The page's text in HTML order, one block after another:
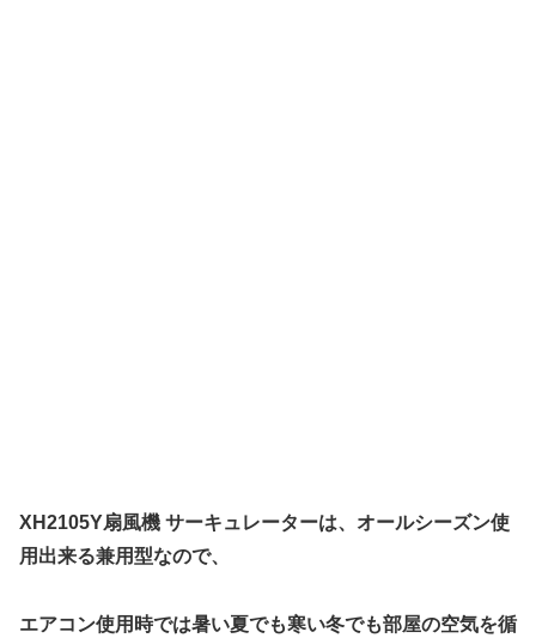
XH2105Y扇風機 サーキュレーターは、オールシーズン使
用出来る兼用型なので、
エアコン使用時では暑い夏でも寒い冬でも部屋の空気を循